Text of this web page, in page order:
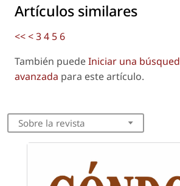
Artículos similares
<<<34 56
También puedeIniciar una
avanzada para este artículo.
Sobre la revista